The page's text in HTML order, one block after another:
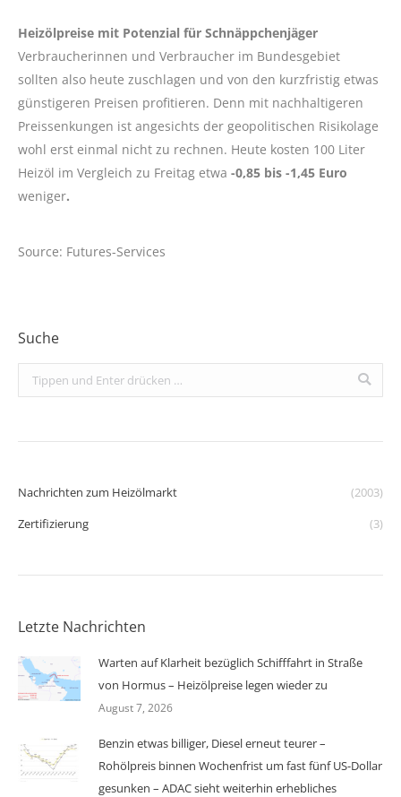
Heizölpreise mit Potenzial für Schnäppchenjäger
Verbraucherinnen und Verbraucher im Bundesgebiet
sollten also heute zuschlagen und von den kurzfristig etwas
günstigeren Preisen profitieren. Denn mit nachhaltigeren
Preissenkungen ist angesichts der geopolitischen Risikolage
wohl erst einmal nicht zu rechnen. Heute kosten 100 Liter
Heizöl im Vergleich zu Freitag etwa -0,85 bis -1,45 Euro
weniger.
Source: Futures-Services
Suche
Search:
Nachrichten zum Heizölmarkt
(2003)
Zertifizierung
(3)
Letzte Nachrichten
Warten auf Klarheit bezüglich Schifffahrt in Straße
von Hormus – Heizölpreise legen wieder zu
August 7, 2026
Benzin etwas billiger, Diesel erneut teurer –
Rohölpreis binnen Wochenfrist um fast fünf US-Dollar
gesunken – ADAC sieht weiterhin erhebliches